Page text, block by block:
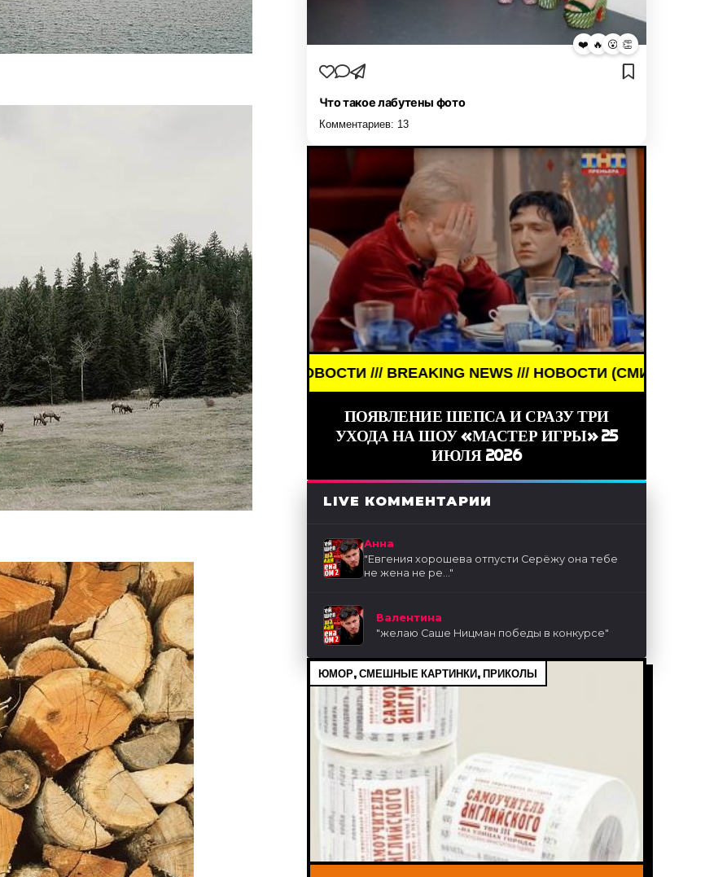
❤️ 🔥 😮 👏
Что такое лабутены фото
Комментариев: 13
(СМИ) /// СВЕЖИЕ НОВОСТИ /// BREAKING NEWS /// НОВОСТИ (СМИ) /// СВЕЖИЕ НОВОСТИ ///
ПОЯВЛЕНИЕ ШЕПСА И СРАЗУ ТРИ
УХОДА НА ШОУ «МАСТЕР ИГРЫ» 25
ИЮЛЯ 2026
LIVE КОММЕНТАРИИ
Анна
"Евгения хорошева отпусти Серёжу она тебе
не жена не ре..."
Валентина
"желаю Саше Ницман победы в конкурсе"
ЮМОР, СМЕШНЫЕ КАРТИНКИ, ПРИКОЛЫ